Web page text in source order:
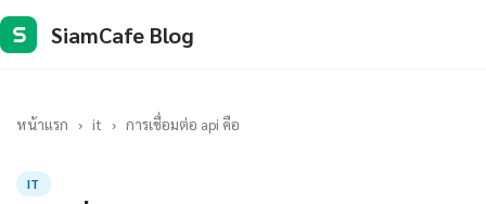
S SiamCafe Blog
หน้าแรก › it › การเชื่อมต่อ api คือ
IT